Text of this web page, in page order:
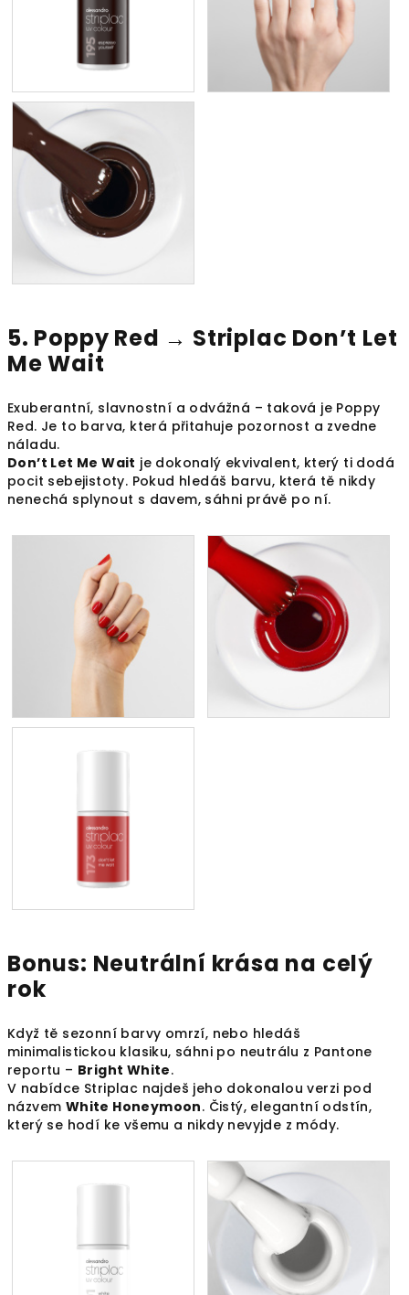
5. Poppy Red → Striplac Don’t Let
Me Wait
Exuberantní, slavnostní a odvážná – taková je Poppy
Red. Je to barva, která přitahuje pozornost a zvedne
náladu.
Don’t Let Me Wait je dokonalý ekvivalent, který ti dodá
pocit sebejistoty. Pokud hledáš barvu, která tě nikdy
nenechá splynout s davem, sáhni právě po ní.
Bonus: Neutrální krása na celý
rok
Když tě sezonní barvy omrzí, nebo hledáš
minimalistickou klasiku, sáhni po neutrálu z Pantone
reportu – Bright White.
V nabídce Striplac najdeš jeho dokonalou verzi pod
názvem White Honeymoon. Čistý, elegantní odstín,
který se hodí ke všemu a nikdy nevyjde z módy.